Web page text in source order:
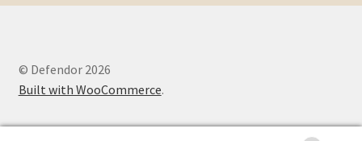
© Defendor 2026
Built with WooCommerce.